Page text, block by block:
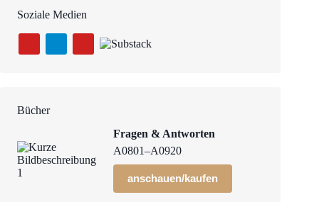
Soziale Medien
Bücher
Fragen & Antworten
A0801–A0920
anschauen/kaufen